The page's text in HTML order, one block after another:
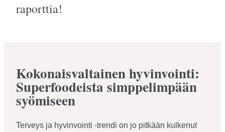
raporttia!
Kokonaisvaltainen hyvinvointi:
Superfoodeista simppelimpään
syömiseen
Terveys ja hyvinvointi -trendi on jo pitkään kulkenut